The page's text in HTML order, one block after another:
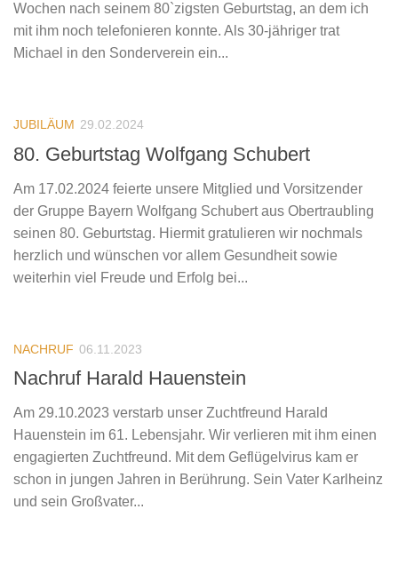
Wochen nach seinem 80`zigsten Geburtstag, an dem ich
mit ihm noch telefonieren konnte. Als 30-jähriger trat
Michael in den Sonderverein ein...
JUBILÄUM 29.02.2024
80. Geburtstag Wolfgang Schubert
Am 17.02.2024 feierte unsere Mitglied und Vorsitzender
der Gruppe Bayern Wolfgang Schubert aus Obertraubling
seinen 80. Geburtstag. Hiermit gratulieren wir nochmals
herzlich und wünschen vor allem Gesundheit sowie
weiterhin viel Freude und Erfolg bei...
NACHRUF 06.11.2023
Nachruf Harald Hauenstein
Am 29.10.2023 verstarb unser Zuchtfreund Harald
Hauenstein im 61. Lebensjahr. Wir verlieren mit ihm einen
engagierten Zuchtfreund. Mit dem Geflügelvirus kam er
schon in jungen Jahren in Berührung. Sein Vater Karlheinz
und sein Großvater...